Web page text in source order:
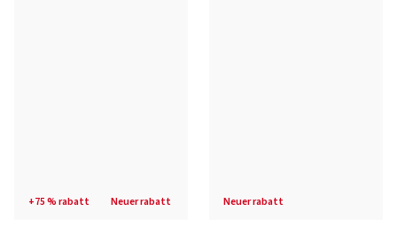
+75 % rabatt neuer rabatt neuer rabatt